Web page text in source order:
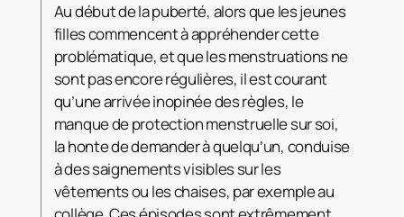
Au début de la puberté, alors que les jeunes
filles commencent à appréhender cette
problématique, et que les menstruations ne
sont pas encore régulières, il est courant
qu’une arrivée inopinée des règles, le
manque de protection menstruelle sur soi,
la honte de demander à quelqu’un, conduise
à des saignements visibles sur les
vêtements ou les chaises, par exemple au